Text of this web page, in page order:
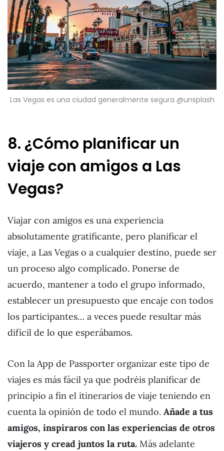
Las Vegas es una ciudad generalmente segura @unsplash
8. ¿Cómo planificar un
viaje con amigos a Las
Vegas?
Viajar con amigos es una experiencia
absolutamente gratificante, pero planificar el
viaje, a Las Vegas o a cualquier destino, puede ser
un proceso algo complicado. Ponerse de
acuerdo, mantener a todo el grupo informado,
establecer un presupuesto que encaje con todos
los participantes… a veces puede resultar más
difícil de lo que esperábamos.
Con la App de Passporter organizar este tipo de
viajes es más fácil ya que podréis planificar de
principio a fin el itinerarios de viaje teniendo en
cuenta la opinión de todo el mundo. Añade a tus
amigos, inspiraros con las experiencias de otros
viajeros y cread juntos la ruta. Más adelante